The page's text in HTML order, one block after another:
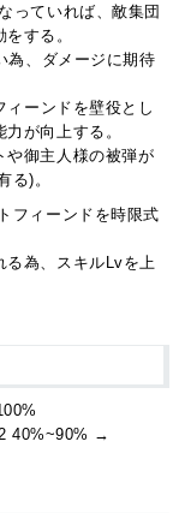
っていれば、敵集団
する。
為、ダメージに期待
ィーンドを壁役とし
が向上する。
や御主人様の被弾が
る)。
フィーンドを時限式
る為、スキルLvを上
40%~90% →